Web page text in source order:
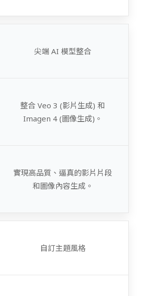
尖端 AI 模型整合
整合 Veo 3 (影片生成) 和
Imagen 4 (圖像生成)。
實現高品質、逼真的影片片段
和圖像內容生成。
自訂主題風格